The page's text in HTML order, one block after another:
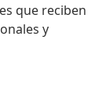
que reciben
y